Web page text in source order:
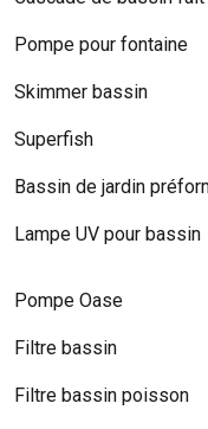
Pompe pour fontaine
Skimmer bassin
Superfish
Bassin de jardin
Lampe UV pour bassin
Pompe Oase
Filtre bassin
Filtre bassin poisson